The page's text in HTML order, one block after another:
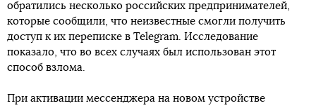
обратились несколько российских предпринимателей,
которые сообщили, что неизвестные смогли получить
доступ к их переписке в Telegram. Исследование
показало, что во всех случаях был использован этот
способ взлома.
При активации мессенджера на новом устройстве